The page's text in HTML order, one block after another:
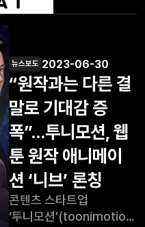
끌었던 동명의
웹툰(원작소설
그웬돌린
체결했다고
밝혔다.
툰스퀘어는
케나즈와 협업을
통해 “웹툰 제작
AI 솔루션” 개발
고도화 및
상용화하여 웹툰
제작기간 단축 및
비용 절감 등
개발사인
케나즈, 슈프리마
(26,850원
▲200
+0.75%)
로부터
프리시리즈A
투자를
유치했다고 1일
밝혔다. 투자금은
비공개로, 지난해
뉴스보도 2023-06-30
“원작과는 다른 결
말로 기대감 증
폭”…투니모션, 웹
툰 원작 애니메이
션 ‘니브’ 론칭
콘텐츠 스타트업
‘투니모션’(toonimotion)